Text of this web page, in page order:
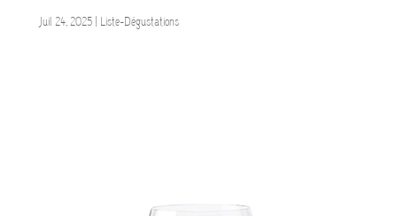
Juil 24, 2025| Liste-Dégustations